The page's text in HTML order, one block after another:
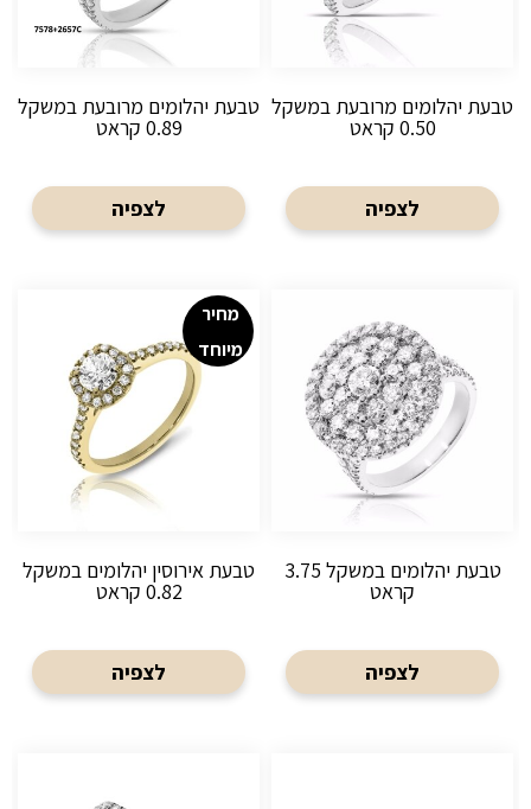
טבעת יהלומים מרובעת במשקל
0.50 קראט
לצפיה
טבעת יהלומים מרובעת במשקל
0.89 קראט
לצפיה
טבעת יהלומים במשקל 3.75
קראט
לצפיה
מחיר
מיוחד
טבעת אירוסין יהלומים במשקל
0.82 קראט
לצפיה